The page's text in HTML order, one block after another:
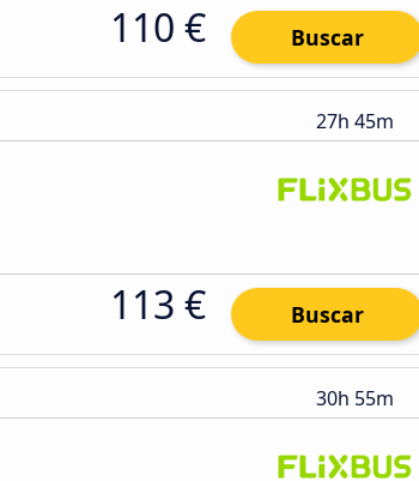
110 € Buscar
27h 45m
113 € Buscar
30h 55m